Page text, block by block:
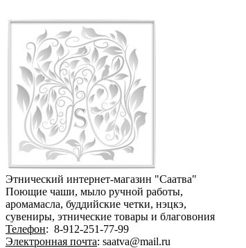
Этнический интернет-магазин "Саатва"
Поющие чаши, мыло ручной работы,
аромамасла, буддийские четки, нэцкэ,
сувениры, этнические товары и благовония
Телефон: 8-912-251-77-99
Электронная почта: saatva@mail.ru